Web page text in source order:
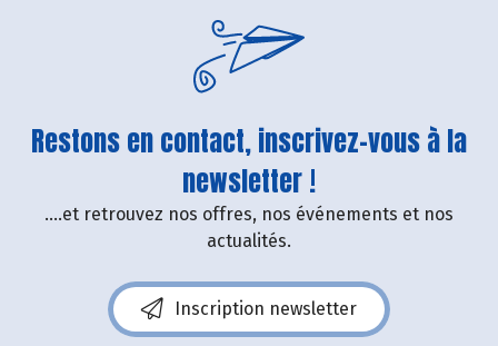
Restons en contact, inscrivez-vous à la
newsletter !
....et retrouvez nos offres, nos événements et nos
actualités.
Inscription newsletter